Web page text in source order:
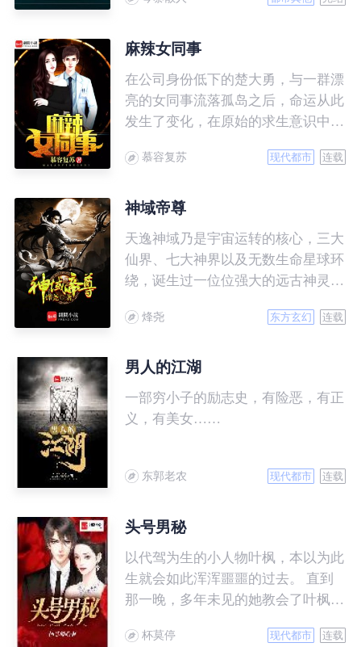
秘密……
麻辣女同事
在公司身份低下的楚大勇，与一群漂
亮的女同事流落孤岛之后，命运从此
发生了变化，在原始的求生意识中，
入胜的故事……
慕容复苏 现代都市 连载
神域帝尊
天逸神域乃是宇宙运转的核心，三大
仙界、七大神界以及无数生命星球环
绕，诞生过一位位强大的远古神灵镇
在十万年前，诸神黄昏之战，从此宇
的星球地球之上，一个少年不幸陨
步成为那远古那统御天下的绝世神
主。
烽尧 东方玄幻 连载
男人的江湖
一部穷小子的励志史，有险恶，有正
义，有美女……
东郭老农 现代都市 连载
头号男秘
以代驾为生的小人物叶枫，本以为此
生就会如此浑浑噩噩的过去。 直到
那一晚，多年未见的她教会了叶枫，
杯莫停 现代都市 连载